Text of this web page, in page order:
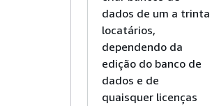
dados de um a trinta
locatários,
dependendo da
edição do banco de
dados e de
quaisquer licenças